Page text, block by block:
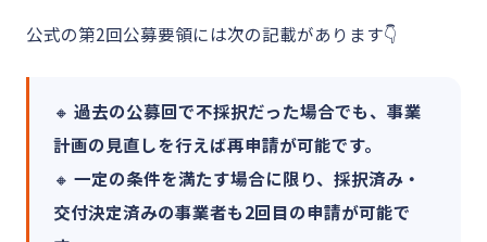
公式の第2回公募要領には次の記載があります👇
🔸 過去の公募回で不採択だった場合でも、事業
計画の見直しを行えば再申請が可能です。
🔸 一定の条件を満たす場合に限り、採択済み・
交付決定済みの事業者も2回目の申請が可能で